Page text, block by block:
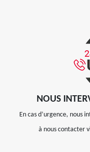
NOUS
En cas d’urgence, nous
à nous contacter